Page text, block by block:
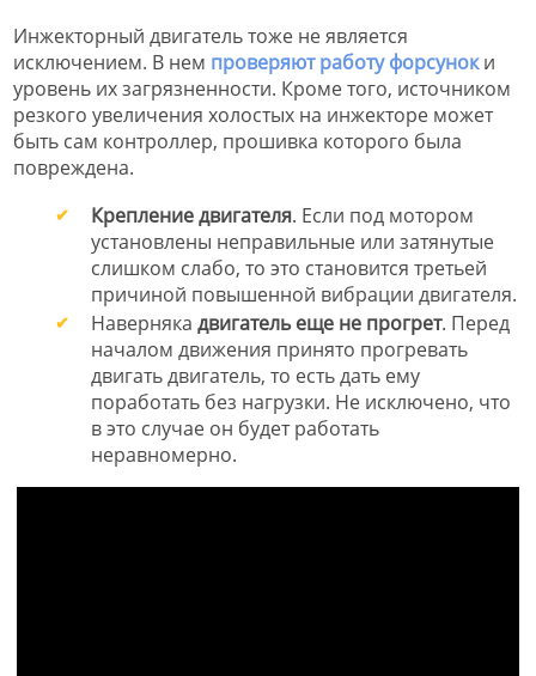
Инжекторный двигатель тоже не является
исключением. В нем проверяют работу форсуноки
уровень их загрязненности. Кроме того, источником
резкого увеличения холостых на инжекторе может
быть сам контроллер, прошивка которого была
повреждена.
Крепление двигателя. Если под мотором
установлены неправильные или затянутые
слишком слабо, то это становится третьей
причиной повышенной вибрации двигателя.
Наверняка двигатель еще не прогрет. Перед
началом движения принято прогревать
двигать двигатель, то есть дать ему
поработать без нагрузки. Не исключено, что
в это случае он будет работать
неравномерно.